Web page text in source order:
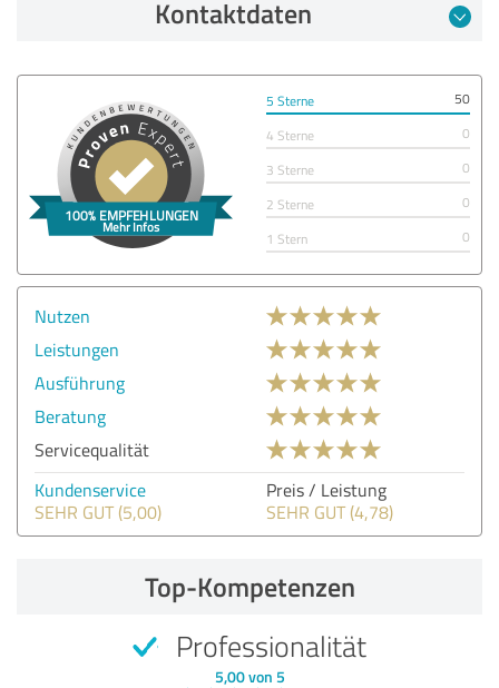
Kontaktdaten
5 Sterne
50
4 Sterne
0
3 Sterne
0
2 Sterne
0
1 Stern
0
Nutzen
Leistungen
Ausführung
Beratung
Servicequalität
Kundenservice
SEHR GUT (5,00)
Preis / Leistung
SEHR GUT (4,78)
Top-Kompetenzen
Professionalität
5,00 von 5